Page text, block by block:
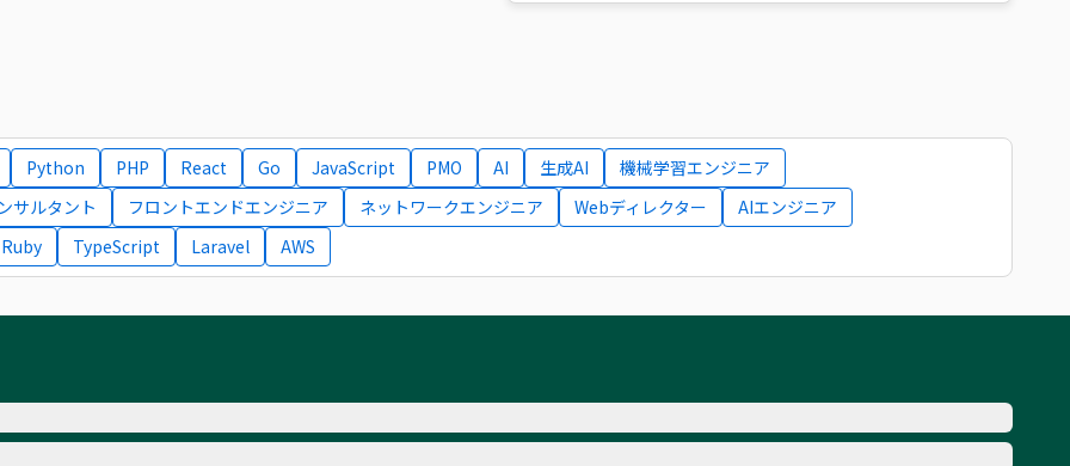
Python PHP React Go JavaScript PMO AI 生成AI
機械学習エンジニア
サルタント
フロントエンドエンジニア ネットワークエンジニア Webディレクター
AIエンジニア
Ruby
TypeScript Laravel AWS